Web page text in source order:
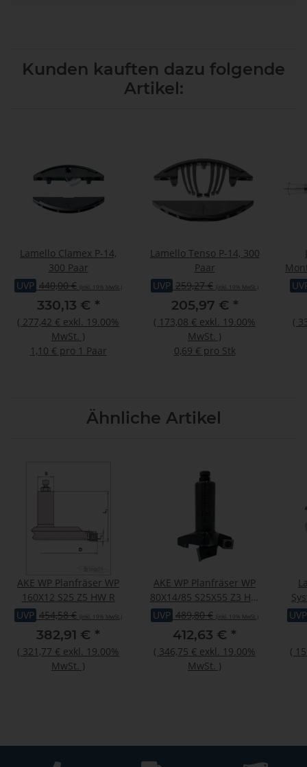
Kunden kauften dazu folgende
Artikel:
Lamello Clamex P-14,
300 Paar
UVP 440,00 € (inkl. 19% MwSt.)
330,13 € *
( 277,42 € exkl. 19.00%
MwSt. )
1,10 € pro 1 Paar
Lamello Tenso P-14, 300
Paar
UVP 259,27 € (inkl. 19% MwSt.)
205,97 € *
( 173,08 € exkl. 19.00%
MwSt. )
0,69 € pro Stk
(
Ähnliche Artikel
AKE WP Planfräser WP
160X12 S25 Z5 HW R
UVP 454,58 € (inkl. 19% MwSt.)
382,91 € *
( 321,77 € exkl. 19.00%
MwSt. )
AKE WP Planfräser WP
80X14/85 S25X55 Z3 HW
R
UVP 489,80 € (inkl. 19% MwSt.)
412,63 € *
( 346,75 € exkl. 19.00%
MwSt. )
UVP
(